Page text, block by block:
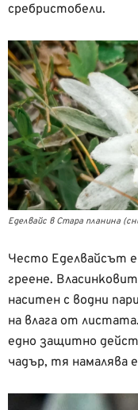
сребристобели.
Еделвайс в Стара планина
Често Еделвайсът
греене.
наситен с водни
на влага от
едно защитно
чадър, тя намалява